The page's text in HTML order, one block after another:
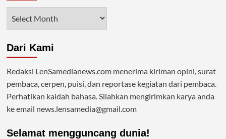
Dari Kami
Redaksi LenSamedianews.com menerima kiriman opini, surat
pembaca, cerpen, puisi, dan reportase kegiatan dari pembaca.
Perhatikan kaidah bahasa. Silahkan mengirimkan karya anda
ke email news.lensamedia@gmail.com
Selamat mengguncang dunia!